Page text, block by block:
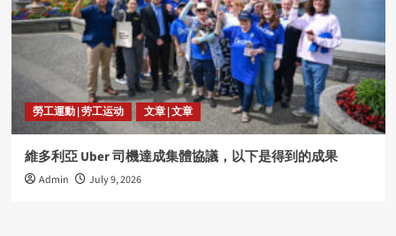
勞工運動 | 劳工运动 文章 | 文章
維多利亞 Uber 司機達成集體協議，以下是得到的成果
Admin July 9, 2026